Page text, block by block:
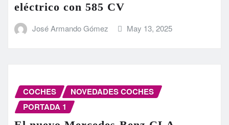
eléctrico con 585 CV
José Armando Gómez May 13, 2025
COCHES
NOVEDADES COCHES
PORTADA 1